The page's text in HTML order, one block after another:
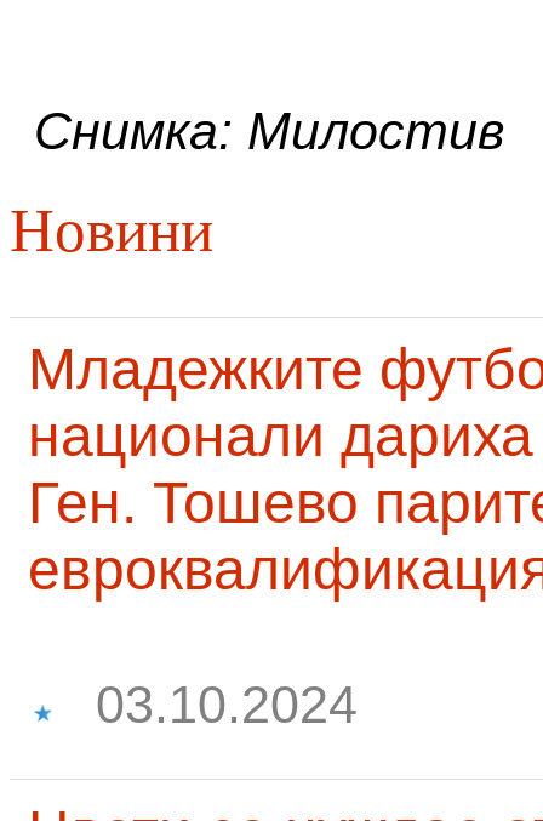
Снимка: Милостив
Новини
Младежките
национали
Ген. Тошево
03.10.2024